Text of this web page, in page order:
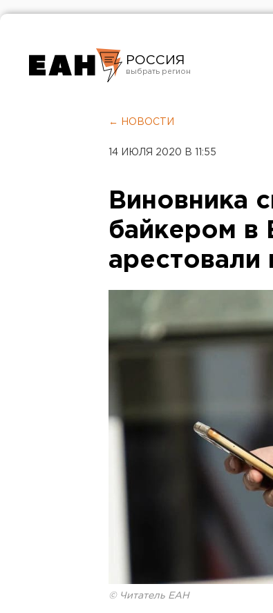
РОССИЯ
Челябинск
← НОВОСТИ
14 ИЮЛЯ 2020 В 11:55
Виновника
байкером в
арестовали
© Читатель ЕАН